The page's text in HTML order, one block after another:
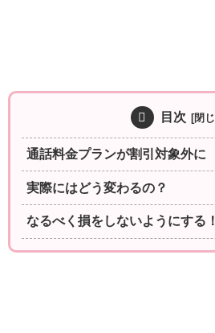
目次
通話料金プランが割引対象外に
実際にはどう変わるの？
なるべく損をしないようにする！